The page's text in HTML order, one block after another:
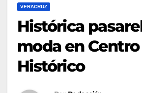
VERACRUZ
Histórica
moda en Centro
Histórico